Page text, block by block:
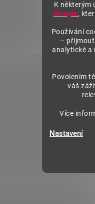
K některým
Google,
Používání
–
analytické a
Povolením
váš
Více
Nastavení